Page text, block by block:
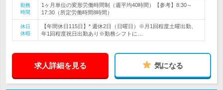
勤務
時間
1ヶ月単位の変形労働時間制（週平均40時間）【参考】8:30～
17:30（所定労働時間8時間）
休日
休暇
【年間休日115日】* 週休2日（日曜日）※月1回程度土曜出勤、
年1回程度祝日出勤あり※勤務シフトに…
求人詳細を見る 気になる